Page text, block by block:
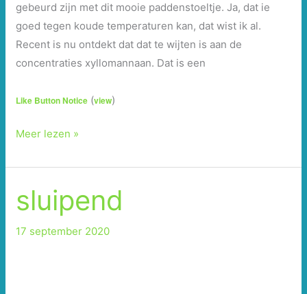
gebeurd zijn met dit mooie paddenstoeltje. Ja, dat ie
goed tegen koude temperaturen kan, dat wist ik al.
Recent is nu ontdekt dat dat te wijten is aan de
concentraties xyllomannaan. Dat is een
Like Button Notice (view)
Teveel
het
goede
Meer lezen »
sluipend
17 september 2020